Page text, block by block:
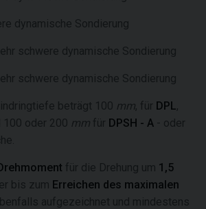
dynamische Sondierung
schwere dynamische Sondierung
schwere dynamische Sondierung
beträgt 100 mm, für DPL,
100 oder 200 mm für DPSH - A - oder
für die Drehung um 1,5
bis zum Erreichen des maximalen
aufgezeichnet und mindestens